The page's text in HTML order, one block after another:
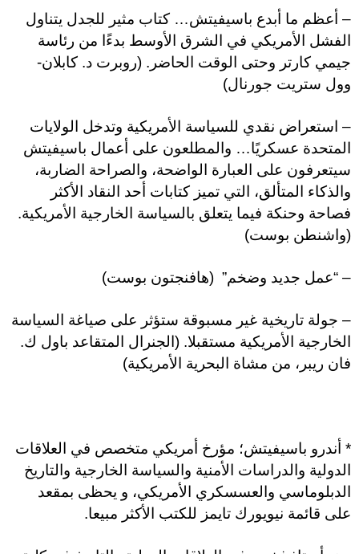
– أعظم ما أبدع باسيفيتش… كتاب مثير للجدل يتناول
الفشل الأمريكي في الشرق الأوسط بدءًا من رئاسة
جيمي كارتر وحتى الوقت الحاضر. (روبرت د. كابلان-
وول ستريت جورنال)
– استعراض نقدي للسياسة الأمريكية وتدخل الولايات
المتحدة عسكريًا… والمطلعون على أعمال باسيفيتش
سيتعرفون على العبارة الواضحة، والصراحة الضاربة،
والذكاء المتألق، التي تميز كتابات أحد النقاد الأكثر
فصاحة وحنكة فيما يتعلق بالسياسة الخارجية الأمريكية.
(واشنطن بوست)
– “عمل جديد وضخم” (هافنجتون بوست)
– جولة تاريخية غير مسبوقة ستؤثر على صياغة السياسة
الخارجية الأمريكية مستقبلا. (الجنرال المتقاعد باول ك.
فان ريبر، من مشاة البحرية الأمريكية)
* أندرو باسيفيتش؛ مؤرخ أمريكي متخصص في العلاقات
الدولية والدراسات الأمنية والسياسة الخارجية والتاريخ
الدبلوماسي والعسسكري الأمريكي، و يحظى بمقعد
على قائمة نيويورك تايمز للكتب الأكثر مبيعا.